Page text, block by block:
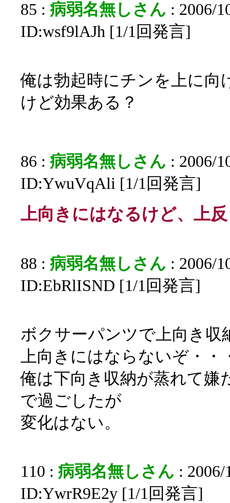
85 : 病弱名無しさん : 2006/
ID:wsf9lAJh [1/1回発言]
俺は勃起時にチンを上に向
けど効果ある？
86 : 病弱名無しさん : 2006/
ID:YwuVqAli [1/1回発言]
上向きにはなるけど、上
88 : 病弱名無しさん : 2006/
ID:EbRlISND [1/1回発言]
ボクサーパンツで上向き収
上向きにはならないぞ・・
俺は下向き収納が蒸れて嫌
で過ごしたが
変化はない。
110 : 病弱名無しさん :
ID:YwrR9E2y [1/1回発言]